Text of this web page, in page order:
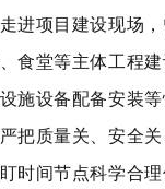
进项目建设现场
食堂等主体工程
施设备配备安装
把质量关、安全
时间节点科学合